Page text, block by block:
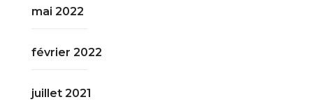
mai 2022
février 2022
juillet 2021